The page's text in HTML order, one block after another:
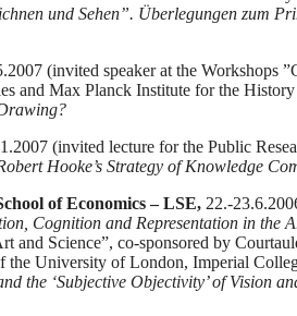
und Sehen”. Überlegungen zum
(invited speaker at the Workshops
and Max Planck Institute for the
(invited lecture for the Public
Hooke’s Strategy of Knowledge
of Economics – LSE, 22.-
Cognition and Representation in the
and Science”, co-sponsored by
University of London, Imperial
the ‘Subjective Objectivity’ of Vision